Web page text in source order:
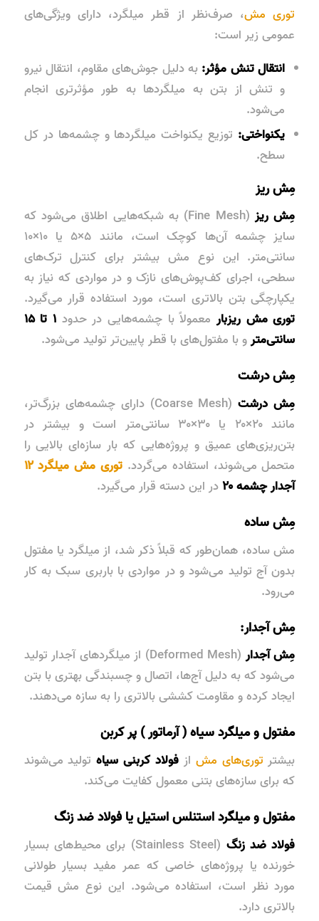
توری مش، صرف‌نظر از قطر میلگرد، دارای ویژگی‌های
عمومی زیر است:
انتقال تنش مؤثر: به دلیل جوش‌های مقاوم، انتقال نیرو
و تنش از بتن به میلگردها به طور مؤثرتری انجام
می‌شود.
یکنواختی: توزیع یکنواخت میلگردها و چشمه‌ها در کل
سطح.
مِش ریز
مِش ریز
(Fine Mesh) به شبکه‌هایی اطلاق می‌شود که
سایز چشمه آن‌ها کوچک است، مانند ۵×۵ یا ۱۰×۱۰
سانتی‌متر. این نوع مش بیشتر برای کنترل ترک‌های
سطحی، اجرای کف‌پوش‌های نازکو در مواردی که نیاز به
یکپارچگی بتن بالاتری است، مورد استفاده قرار می‌گیرد.
توری مش ریزبارمعمولاً با چشمه‌هایی در حدود
۱ تا ۱۵
سانتی‌مترو با مفتول‌های با قطر پایین‌تر تولید می‌شود.
مِش درشت
مِش درشت
(Coarse Mesh) دارای چشمه‌های بزرگ‌تر،
مانند ۲۰×۲۰ یا ۳۰×۳۰ سانتی‌متر است و بیشتر در
بتن‌ریزی‌های عمیق و پروژه‌هایی که بار سازه‌ای بالایی را
متحمل می‌شوند، استفاده می‌گردد. توری مش میلگرد ۱۲
آجدار چشمه ۲۰ در این دسته قرار می‌گیرد.
مِش ساده
مش ساده، همان‌طور که قبلاً ذکر شد، از میلگرد یا مفتول
بدون آج تولید می‌شود و در مواردی با باربری سبکبه کار
می‌رود.
مِش آجدار:
مِش آجدار
(Deformed Mesh) از میلگردهای آجدار تولید
می‌شود که به دلیل آج‌ها، اتصال وچسبندگی بهتری با بتن
ایجاد کرده و مقاومت کششی بالاتری را به سازه می‌دهند.
مفتول و میلگرد سیاه ( آرماتور ) پر کربن
بیشتر توری‌های مش از فولاد کربنی سیاهتولید می‌شوند
که برای سازه‌های بتنی معمول کفایت می‌کند.
مفتول و میلگرد استنلس استیل یا فولاد ضد زنگ
فولاد ضد زنگ
(Stainless Steel) برای محیط‌های بسیار
خورنده یا پروژه‌های خاصی که عمر مفیدبسیار طولانی
مورد نظر است، استفاده می‌شود. این نوع مش قیمت
بالاتری دارد.